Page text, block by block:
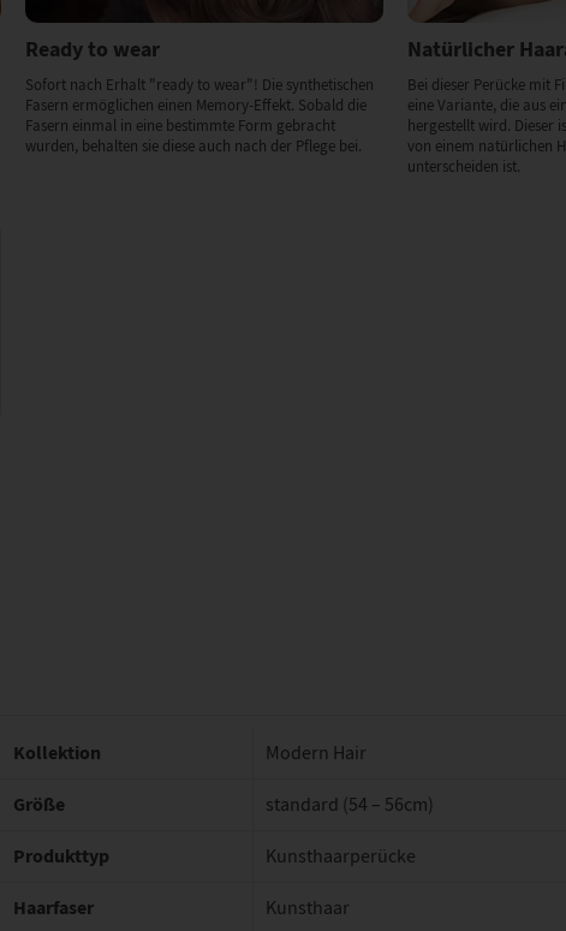
Ready to wear
Sofort nach Erhalt "ready to wear"! Die synthetischen
Fasern ermöglichen einen Memory-Effekt. Sobald die
Fasern einmal in eine bestimmte Form gebracht
wurden, behalten sie diese auch nach der Pflege bei.
Natürlicher
Bei dieser Perücke mit
eine Variante, die aus
hergestellt wird. Dieser
von einem natürlichen
unterscheiden ist.
Kollektion Modern Hair
Größe standard (54 – 56cm)
Produkttyp Kunsthaarperücke
Haarfaser Kunsthaar